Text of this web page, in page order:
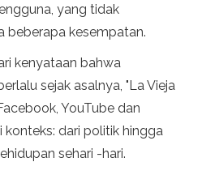
yang tidak
beberapa kesempatan.
kenyataan bahwa
sejak asalnya, "La Vieja
YouTube dan
dari politik hingga
sehari -hari.